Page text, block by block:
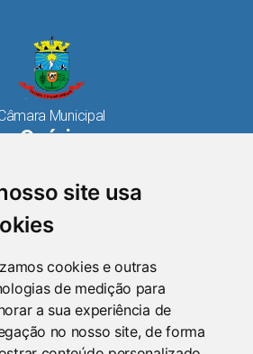
site usa
cookies e outras
de medição para
a sua experiência de
no nosso site, de forma
Municipal
Osório
place
Centro CEP: 95520.000 - Osório/RS
ring_volume
Telefone
(51) 9 8024-0884